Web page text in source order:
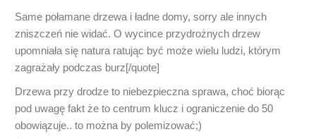
Same połamane drzewa i ładne domy, sorry ale innych
zniszczeń nie widać. O wycince przydrożnych drzew
upomniała się natura ratując być może wielu ludzi, którym
zagrażały podczas burz[/quote]
Drzewa przy drodze to niebezpieczna sprawa, choć biorąc
pod uwagę fakt że to centrum klucz i ograniczenie do 50
obowiązuje.. to można by polemizować;)